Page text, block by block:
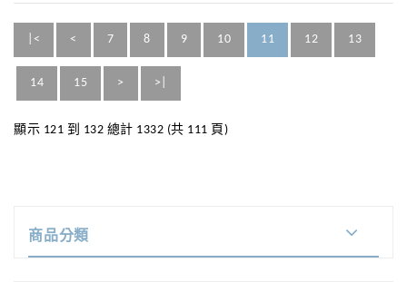
|< < 7 8 9 10 11 12 13
14 15 > >|
顯示 121 到 132 總計 1332 (共 111 頁)
商品分類